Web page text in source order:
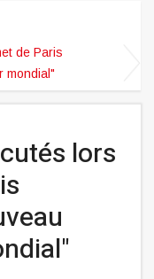
de Paris
mondial"
lors